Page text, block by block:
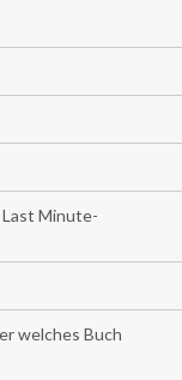
Minute-
welches Buch